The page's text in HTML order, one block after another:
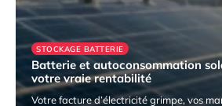
STOCKAGE BATTERIE
Batterie et autoconsommation
votre vraie rentabilité
Votre facture d’électricité grimpe, vos